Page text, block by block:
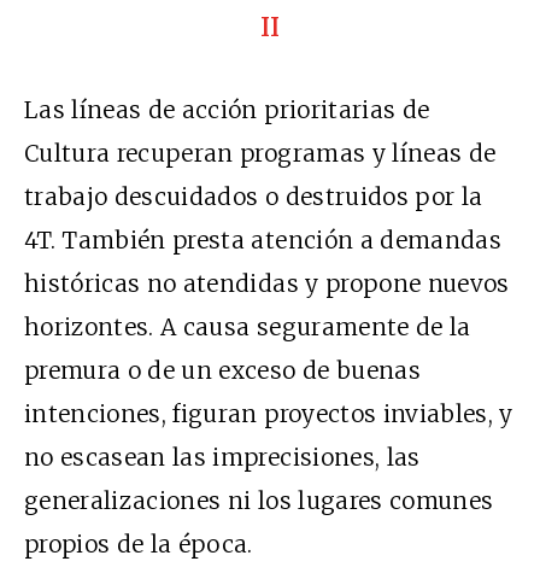
II
Las líneas de acción prioritarias de
Cultura recuperan programas y líneas de
trabajo descuidados o destruidos por la
4T. También presta atención a demandas
históricas no atendidas y propone nuevos
horizontes. A causa seguramente de la
premura o de un exceso de buenas
intenciones, figuran proyectos inviables, y
no escasean las imprecisiones, las
generalizaciones ni los lugares comunes
propios de la época.